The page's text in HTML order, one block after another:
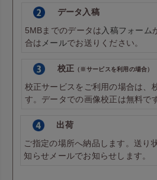
データ入稿
5MBまでのデータは 入稿フォーム
合は メールでお送りください。
校正 （※サービスを利用の場合）
校正サービスをご利用の場合は、
す。データでの画像校正は無料で
出荷
ご指定の場所へ納品します。送り
知らせメールでお知らせします。